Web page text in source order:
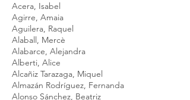
Acera, Isabel
Agirre, Amaia
Aguilera, Raquel
Alaball, Mercè
Alabarce, Alejandra
Alberti, Alice
Alcañiz Tarazaga, Miquel
Almazán Rodríguez, Fernanda
Alonso Sánchez, Beatriz